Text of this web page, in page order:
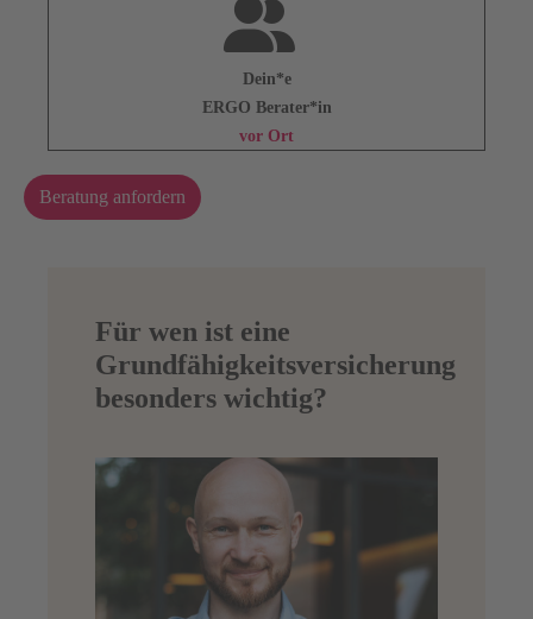
Dein*e
ERGO Berater*in
vor Ort
Beratung anfordern
Für wen ist eine
Grundfähigkeitsversicherung
besonders wichtig?